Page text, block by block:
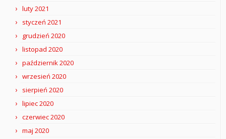
luty 2021
styczeń 2021
grudzień 2020
listopad 2020
październik 2020
wrzesień 2020
sierpień 2020
lipiec 2020
czerwiec 2020
maj 2020